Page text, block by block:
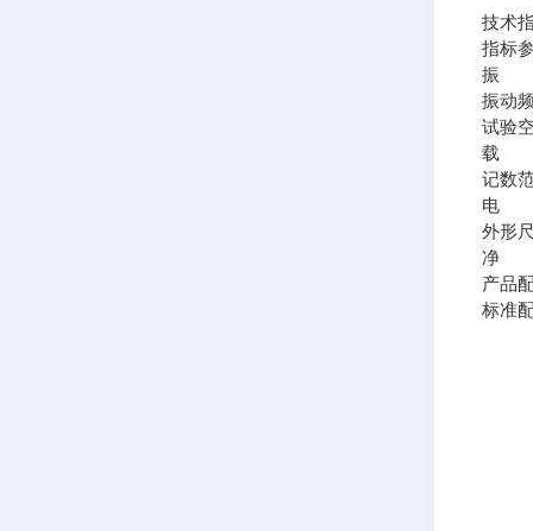
技术
指标
振
振动
试验
载
记数
电
外形
净
产品
标准